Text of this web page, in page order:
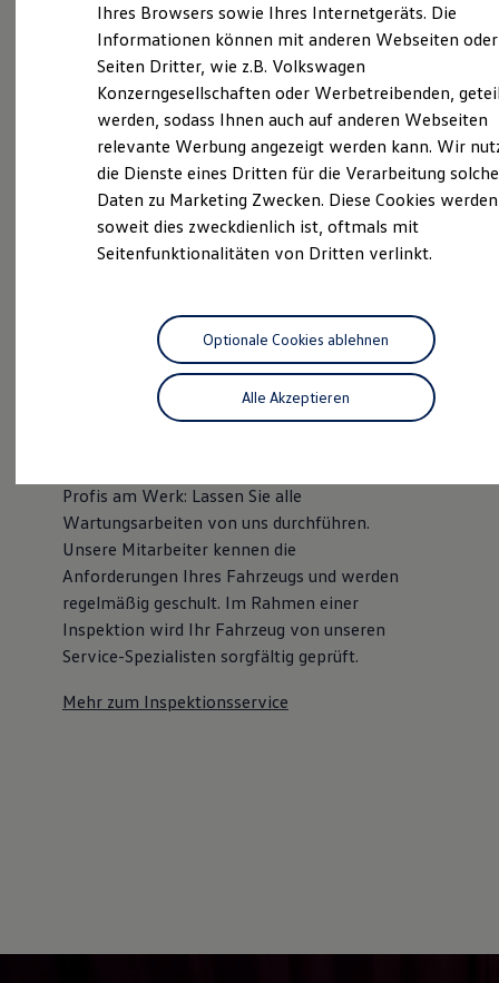
Digitales Bordbuch
Fahrerassistenz- und Sicherheitssysteme
Kontrollleuchten
Kurzfahrprofile und Ölverdünnung
Batterieverordnung
XTL-Dieselkraftstoff
Ersatzteile und Betriebsflüssigkeiten
Original Zubehör und Lifestyle Produkte
myVolkswagen
myVolkswagen Business
Elektrisch & Autonom
Unser Ansatz
Reichweitensimulator
Ladezeitensimulator
Ladelösungen für Privatkunden
Ladelösungen für Gewerbekunden
Wallbox und Ladekabel
Bidirektionales Laden
Fördermöglichkeiten für Gewerbekunden
Kostensimulator
Autonomes Fahren
Mehr zum ID. Buzz
Online Beratung
California Welt
California Club
California Magazin & Ratgeber
Vanlife
Ratgeber
California Reisen & Erlebnisse
UnsereService
Leistungen
Profis am Werk: Lassen Sie alle
Wartungsarbeiten von uns durchführen.
Unsere Mitarbeiter kennen die
Anforderungen Ihres Fahrzeugs und werden
regelmäßig geschult. Im Rahmen einer
Inspektion wird Ihr Fahrzeug von unseren
Service-Spezialisten sorgfältig geprüft.
Mehr zum Inspektionsservice
Ihres Browsers sowie Ihres Internetgeräts. Die
Informationen können mit anderen Webseiten oder
Seiten Dritter, wie z.B. Volkswagen
Konzerngesellschaften oder Werbetreibenden,
werden, sodass Ihnen auch auf anderen Webseiten
relevante Werbung angezeigt werden kann. Wir
die Dienste eines Dritten für die Verarbeitung
Daten zu Marketing Zwecken. Diese Cookies
soweit dies zweckdienlich ist, oftmals mit
Seitenfunktionalitäten von Dritten verlinkt.
Alle Akzeptieren
Optionale Cookies ablehnen